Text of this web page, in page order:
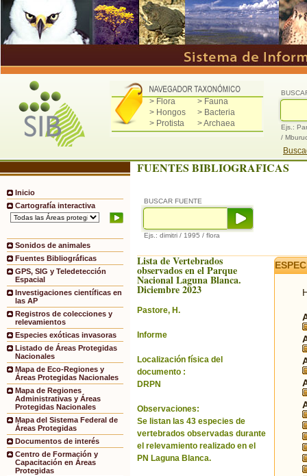
> Flora
> Fauna
> Hongos
> Bacteria
> Protista
> Archaea
Ejs.:
/
Inicio
Cartografía interactiva
Sonidos de animales
Fuentes Bibliográficas
GPS, SIG y Teledetección
Espacial
Investigaciones científicas en
las AP
Registros de colecciones y
relevamientos
Especies exóticas invasoras
Listado de Áreas Protegidas
Nacionales
Mapa de Eco-Regiones y
Áreas Protegidas Nacionales
Mapa de Regiones
Administrativas y Áreas
Protegidas Nacionales
Mapa del Sistema Federal de
Áreas Protegidas
Documentos de interés
Centro de Formación y
Capacitación en Áreas
Protegidas
FUENTES BIBLIOGRAFICAS
BUSCAR FUENTE
Ejs.: dimitri / 1995 / flora
Lista de Vertebrados
observados en el Parque
Nacional Laguna Blanca.
Diciembre 2023
Pastore, H.
Informe
Localización física del
documento :
DRPN
Observaciones:
Se listan las 43 especies de
vertebrados observadas durante
el relevamiento realizado en el
PN Laguna Blanca.